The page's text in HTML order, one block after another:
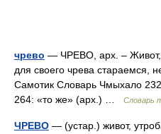
чрево — ЧРЕВО, арх. – Живот,
для своего чрева стараемся,
Самотик Словарь Чмыхало
264: «то же» (арх.) …
Словарь
ЧРЕВО — (устар.) живот,